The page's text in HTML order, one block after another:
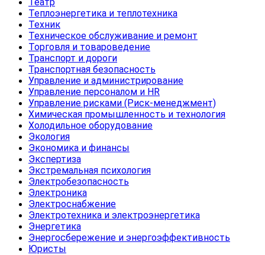
Теплоэнергетика и теплотехника
Техник
Техническое обслуживание и ремонт
Торговля и товароведение
Транспорт и дороги
Транспортная безопасность
Управление и администрирование
Управление персоналом и HR
Управление рисками (Риск-менеджмент)
Химическая промышленность и технология
Холодильное оборудование
Экология
Экономика и финансы
Экспертиза
Экстремальная психология
Электробезопасность
Электроника
Электроснабжение
Электротехника и электроэнергетика
Энергетика
Энергосбережение и энергоэффективность
Юристы